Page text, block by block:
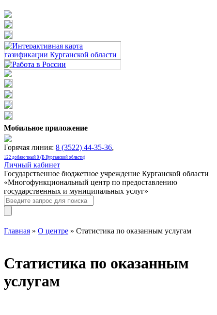
Мобильное приложение
Горячая линия: 8 (3522) 44-35-36,
122 добавочный 0 (В Курганской области)
Личный кабинет
Государственное бюджетное учреждение Курганской области
«Многофункциональный центр по предоставлению
государственных и муниципальных услуг»
Главная » О центре » Статистика по оказанным услугам
Статистика по оказанным
услугам